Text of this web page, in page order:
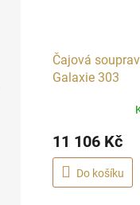
Čajová
Galaxie 303
11 106 Kč
Do košíku